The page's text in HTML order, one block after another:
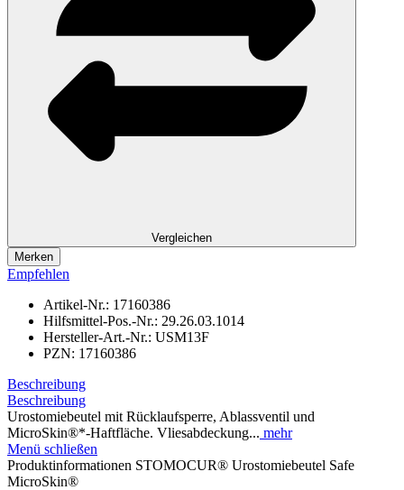
Vergleichen
Merken
Empfehlen
Artikel-Nr.: 17160386
Hilfsmittel-Pos.-Nr.: 29.26.03.1014
Hersteller-Art.-Nr.: USM13F
PZN: 17160386
Beschreibung
Beschreibung
Urostomiebeutel mit Rücklaufsperre, Ablassventil und
MicroSkin®*-Haftfläche. Vliesabdeckung... mehr
Menü schließen
Produktinformationen STOMOCUR® Urostomiebeutel Safe
MicroSkin®